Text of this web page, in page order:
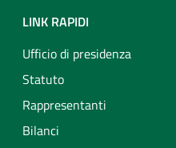
LINK RAPIDI
Ufficio di presidenza
Statuto
Rappresentanti
Bilanci